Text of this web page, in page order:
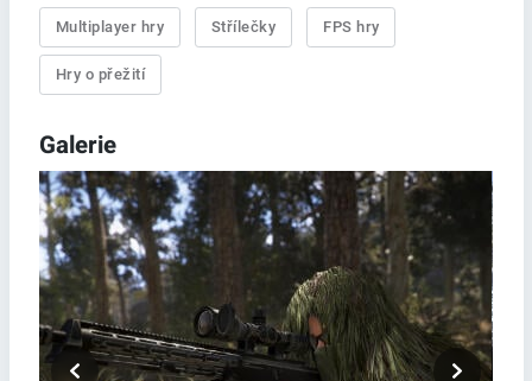
Multiplayer hry Střílečky FPS hry
Hry o přežití
Galerie